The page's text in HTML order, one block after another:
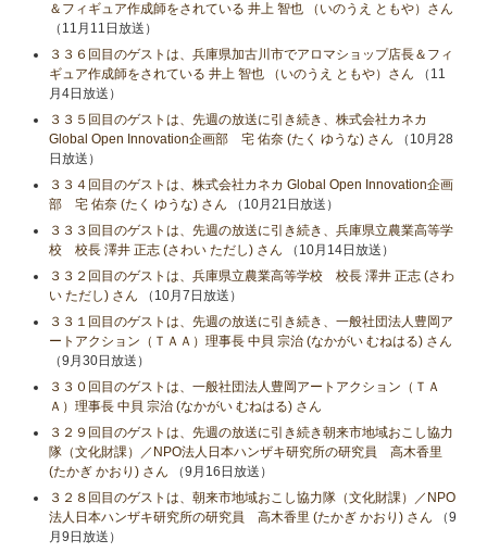
＆フィギュア作成師をされている 井上 智也 （いのうえ ともや）さん
（11月11日放送）
３３６回目のゲストは、兵庫県加古川市でアロマショップ店長＆フィ
ギュア作成師をされている 井上 智也 （いのうえ ともや）さん （11
月4日放送）
３３５回目のゲストは、先週の放送に引き続き、株式会社カネカ
Global Open Innovation企画部 宅 佑奈 (たく ゆうな) さん （10月28
日放送）
３３４回目のゲストは、株式会社カネカ Global Open Innovation企画
部 宅 佑奈 (たく ゆうな) さん （10月21日放送）
３３３回目のゲストは、先週の放送に引き続き、兵庫県立農業高等学
校 校長 澤井 正志 (さわい ただし) さん （10月14日放送）
３３２回目のゲストは、兵庫県立農業高等学校 校長 澤井 正志 (さわ
い ただし) さん （10月7日放送）
３３１回目のゲストは、先週の放送に引き続き、一般社団法人豊岡ア
ートアクション（ＴＡＡ）理事長 中貝 宗治 (なかがい むねはる) さん
（9月30日放送）
３３０回目のゲストは、一般社団法人豊岡アートアクション（ＴＡ
Ａ）理事長 中貝 宗治 (なかがい むねはる) さん
３２９回目のゲストは、先週の放送に引き続き朝来市地域おこし協力
隊（文化財課）／NPO法人日本ハンザキ研究所の研究員 高木香里
(たかぎ かおり) さん （9月16日放送）
３２８回目のゲストは、朝来市地域おこし協力隊（文化財課）／NPO
法人日本ハンザキ研究所の研究員 高木香里 (たかぎ かおり) さん （9
月9日放送）